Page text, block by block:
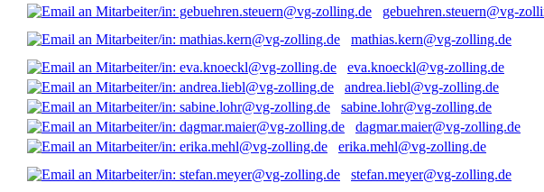
gebuehren.steuern@vg-
mathias.kern@vg-zolling.de
eva.knoeckl@vg-zolling.de
andrea.liebl@vg-zolling.de
sabine.lohr@vg-zolling.de
dagmar.maier@vg-zolling.de
erika.mehl@vg-zolling.de
stefan.meyer@vg-zolling.de